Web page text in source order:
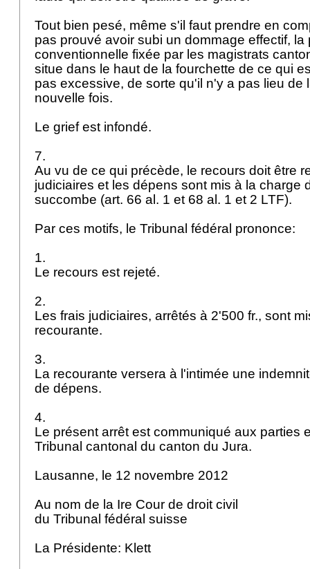
Tout bien pesé, même s'il faut prendre en
pas prouvé avoir subi un dommage effectif, la
conventionnelle fixée par les magistrats
situe dans le haut de la fourchette de ce qui
pas excessive, de sorte qu'il n'y a pas lieu de
nouvelle fois.
Le grief est infondé.
7.
Au vu de ce qui précède, le recours doit être
judiciaires et les dépens sont mis à la charge
succombe (art. 66 al. 1 et 68 al. 1 et 2 LTF).
Par ces motifs, le Tribunal fédéral prononce:
1.
Le recours est rejeté.
2.
Les frais judiciaires, arrêtés à 2'500 fr., sont
recourante.
3.
La recourante versera à l'intimée une
de dépens.
4.
Le présent arrêt est communiqué aux parties
Tribunal cantonal du canton du Jura.
Lausanne, le 12 novembre 2012
Au nom de la Ire Cour de droit civil
du Tribunal fédéral suisse
La Présidente: Klett